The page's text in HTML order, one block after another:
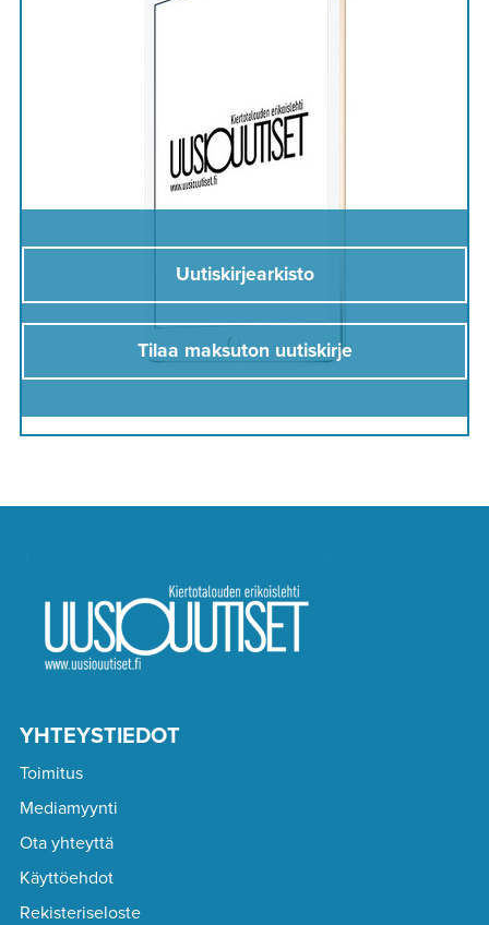
Uutiskirjearkisto
Tilaa maksuton uutiskirje
YHTEYSTIEDOT
Toimitus
Mediamyynti
Ota yhteyttä
Käyttöehdot
Rekisteriseloste